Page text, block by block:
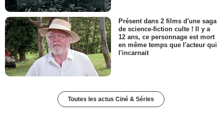
Présent dans 2 films d'une saga
de science-fiction culte ! Il y a
12 ans, ce personnage est mort
en même temps que l'acteur qui
l'incarnait
Toutes les actus Ciné & Séries